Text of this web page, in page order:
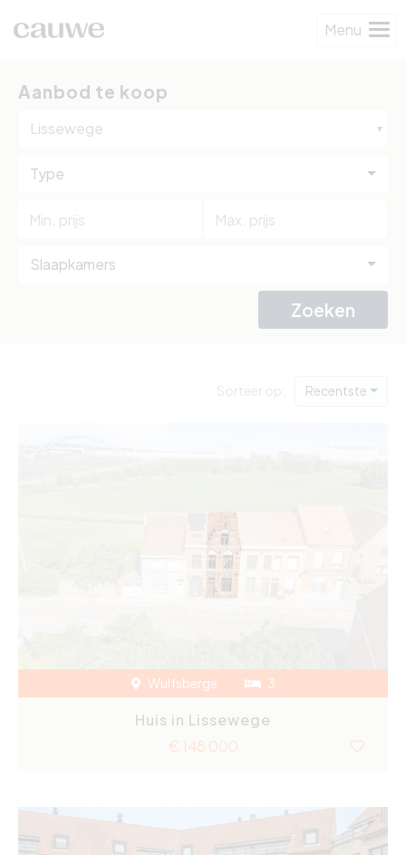
Menu
Aanbod te koop
Lissewege
Type
Slaapkamers
Zoeken
Sorteer op: Recentste
Wulfsberge 3
Huis in Lissewege
€ 148 000